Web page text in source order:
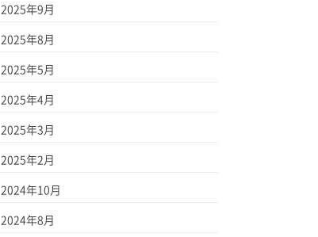
2025年9月
2025年8月
2025年5月
2025年4月
2025年3月
2025年2月
2024年10月
2024年8月